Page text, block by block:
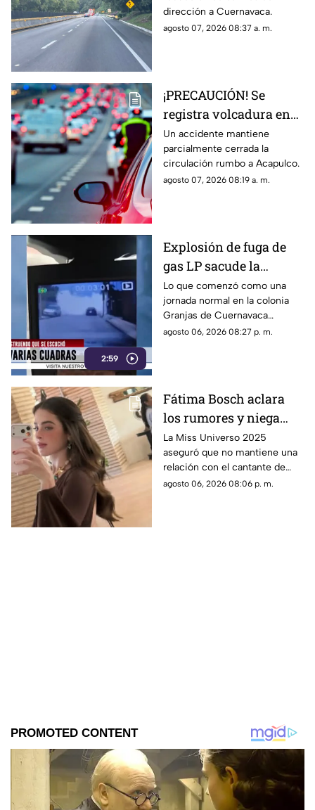
dirección a Cuernavaca.
agosto 07, 2026 08:37 a. m.
¡PRECAUCIÓN! Se
registra volcadura en
la autopista
Cuernavaca-Acapulco
Un accidente mantiene
parcialmente cerrada la
circulación rumbo a Acapulco.
agosto 07, 2026 08:19 a. m.
2:59
Explosión de fuga de
gas LP sacude la
colonia Las Granjas
Lo que comenzó como una
jornada normal en la colonia
Granjas de Cuernavaca
terminó en una movilización
agosto 06, 2026 08:27 p. m.
Fátima Bosch aclara
los rumores y niega
tener un romance con
Natanael Cano
La Miss Universo 2025
aseguró que no mantiene una
relación con el cantante de
corridos tumbados.
agosto 06, 2026 08:06 p. m.